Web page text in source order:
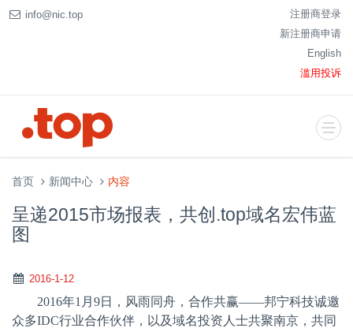
info@nic.top
注册商登录
新注册商申请
English
滥用投诉
首页 新闻中心 内容
呈递2015市场报表，共创.top域名宏伟蓝
图
2016-1-12
2016年1 月 9日，风雨同舟，合作共赢——邦宁科技诚邀
众多IDC行业合作伙伴，以及域名投资人士共聚南京，共同